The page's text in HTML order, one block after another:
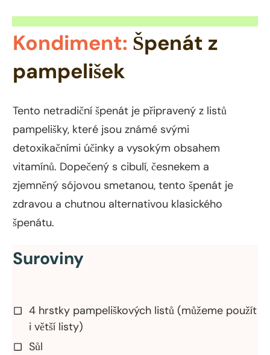
Kondiment: Špenát z
pampelišek
Tento netradiční špenát je připravený z listů
pampelišky, které jsou známé svými
detoxikačními účinky a vysokým obsahem
vitamínů. Dopečený s cibulí, česnekem a
zjemněný sójovou smetanou, tento špenát je
zdravou a chutnou alternativou klasického
špenátu.
Suroviny
4 hrstky pampeliškových listů (můžeme použít
i větší listy)
Sůl